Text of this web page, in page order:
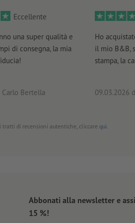
Eccellente
una super qualità e
di consegna, la mia
Carlo Bertella
Ho
il mio B&B,
stampa, la
09.03.2026
di recensioni autentiche, cliccare qui.
Abbonati alla newsletter e
15 %!